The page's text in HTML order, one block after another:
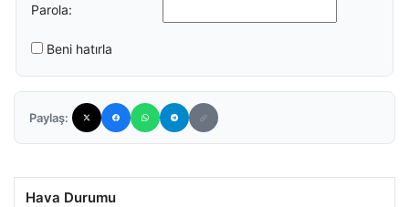
Parola:
Beni hatırla
Paylaş:
Hava Durumu